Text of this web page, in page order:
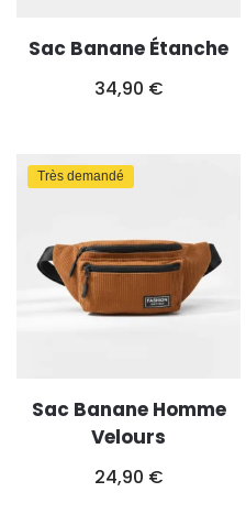
Sac Banane Étanche
34,90 €
Très demandé
Sac Banane Homme
Velours
24,90 €